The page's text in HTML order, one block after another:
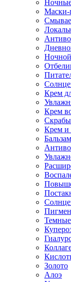
Маски-
Крем
Крем
Крем и
Темные
Золото
Алоэ